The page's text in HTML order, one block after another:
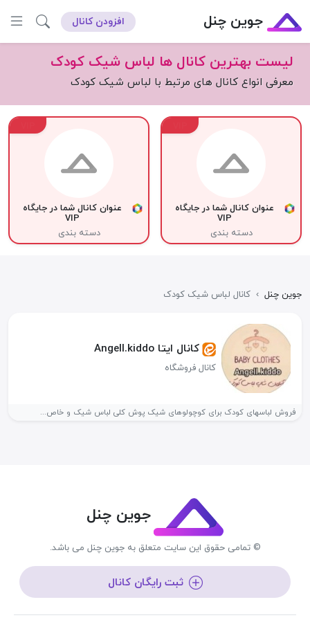
جوین چنل افزودن کانال
لیست بهترین کانال ها لباس شیک کودک
معرفی انواع کانال های مرتبط با لباس شیک کودک
عنوان کانال شما در جایگاه
VIP
دسته بندی
عنوان کانال شما در جایگاه
VIP
دسته بندی
جوین چنل › کانال لباس شیک کودک
کانال ایتا Angell.kiddo
کانال فروشگاه
فروش لباسهای کودک برای کوچولوهای شیک پوش کلی لباس شیک و خاص...
جوین چنل
© تمامی حقوق این سایت متعلق به جوین چنل می باشد.
ثبت رایگان کانال